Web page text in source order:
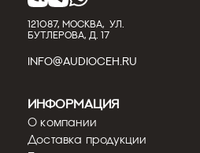
121087, МОСКВА, УЛ.
БУТЛЕРОВА, Д. 17
INFO@AUDIOCEH.RU
Информация
О компании
Доставка продукции